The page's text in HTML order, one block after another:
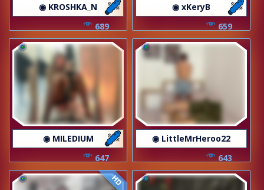
◉ KROSHKA_N
689
◉ xKeryB
659
◉ MILEDIUM
647
◉ LittleMrHeroo22
643
HD